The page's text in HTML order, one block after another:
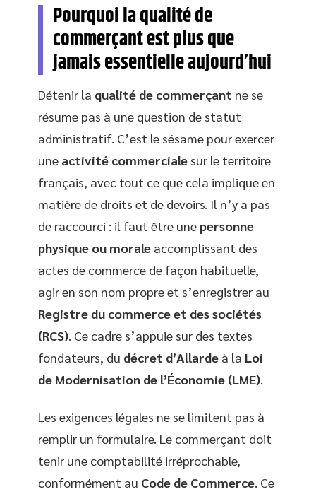
Pourquoi la qualité de
commerçant est plus que
jamais essentielle aujourd’hui
Détenir la qualité de commerçant ne se
résume pas à une question de statut
administratif. C’est le sésame pour exercer
une activité commerciale sur le territoire
français, avec tout ce que cela implique en
matière de droits et de devoirs. Il n’y a pas
de raccourci : il faut être une personne
physique ou morale accomplissant des
actes de commerce de façon habituelle,
agir en son nom propre et s’enregistrer au
Registre du commerce et des sociétés
(RCS) . Ce cadre s’appuie sur des textes
fondateurs, du décret d’Allarde à la Loi
de Modernisation de l’Économie (LME)
Les exigences légales ne se limitent pas à
remplir un formulaire. Le commerçant doit
tenir une comptabilité irréprochable,
conformément au Code de Commerce. Ce